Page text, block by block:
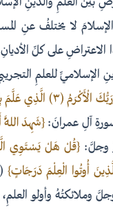
لا يختلفُ عنِ
على كلِّ
الإسلاميِّ للعلمِ
عَلَّمَ بِالْقَلَمِ (٤) عَلَّمَ الْإِنسَانَ مَا لَمْ يَعْلَمْ (٥)}
{شَهِدَ اللَّهُ
وجلَّ: {قُلْ هَلْ يَسْتَوِي
أُوتُوا الْعِلْمَ دَرَجَاتٍ}
وملائكتُهُ وأولو